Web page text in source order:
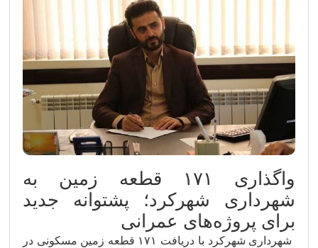
واگذاری ۱۷۱ قطعه زمین به
شهرداری شهرکرد؛ پشتوانه جدید
برای پروژه‌های عمرانی
شهرداری شهرکرد با دریافت ۱۷۱ قطعه زمین مسکونی در